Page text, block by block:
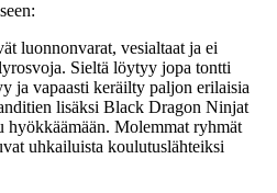
luonnonvarat, vesialtaat ja ei
Sieltä löytyy jopa tontti
ja vapaasti keräilty paljon erilaisia
lisäksi Black Dragon Ninjat
hyökkäämään. Molemmat ryhmät
uhkailuista koulutuslähteiksi